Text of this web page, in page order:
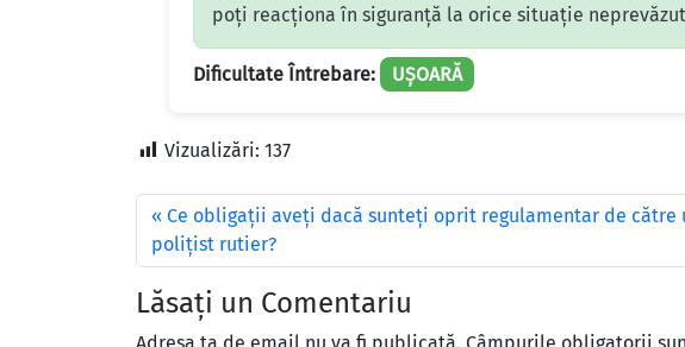
poți reacționa în siguranță la orice situație
Dificultate Întrebare: UȘOARĂ
Vizualizări: 137
Ce obligaţii aveţi dacă sunteţi oprit regulamentar de către
poliţist rutier?
Lăsați un Comentariu